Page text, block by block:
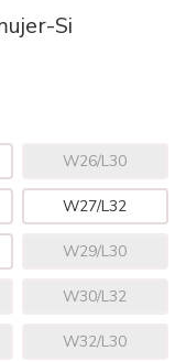
Si
W26/L30
W27/L32
W29/L30
W30/L32
W32/L30